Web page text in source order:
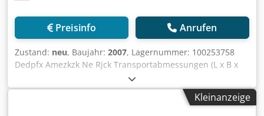
Preisinfo Anrufen
Zustand: neu, Baujahr: 2007, Lagernummer: 100253758
Dedpfx Amezkzk Ne Rjck Transportabmessungen (L x B x
H): 0 x 0 x 0 ---- Unterwagen mit 6m Spur inkl.
Zentralballast Turm für 30m Hakenhöhe Ausladung 60m
inkl. Gegenballast Turmsystem 200HC/256HC Kabine Funk
Kleinanzeige